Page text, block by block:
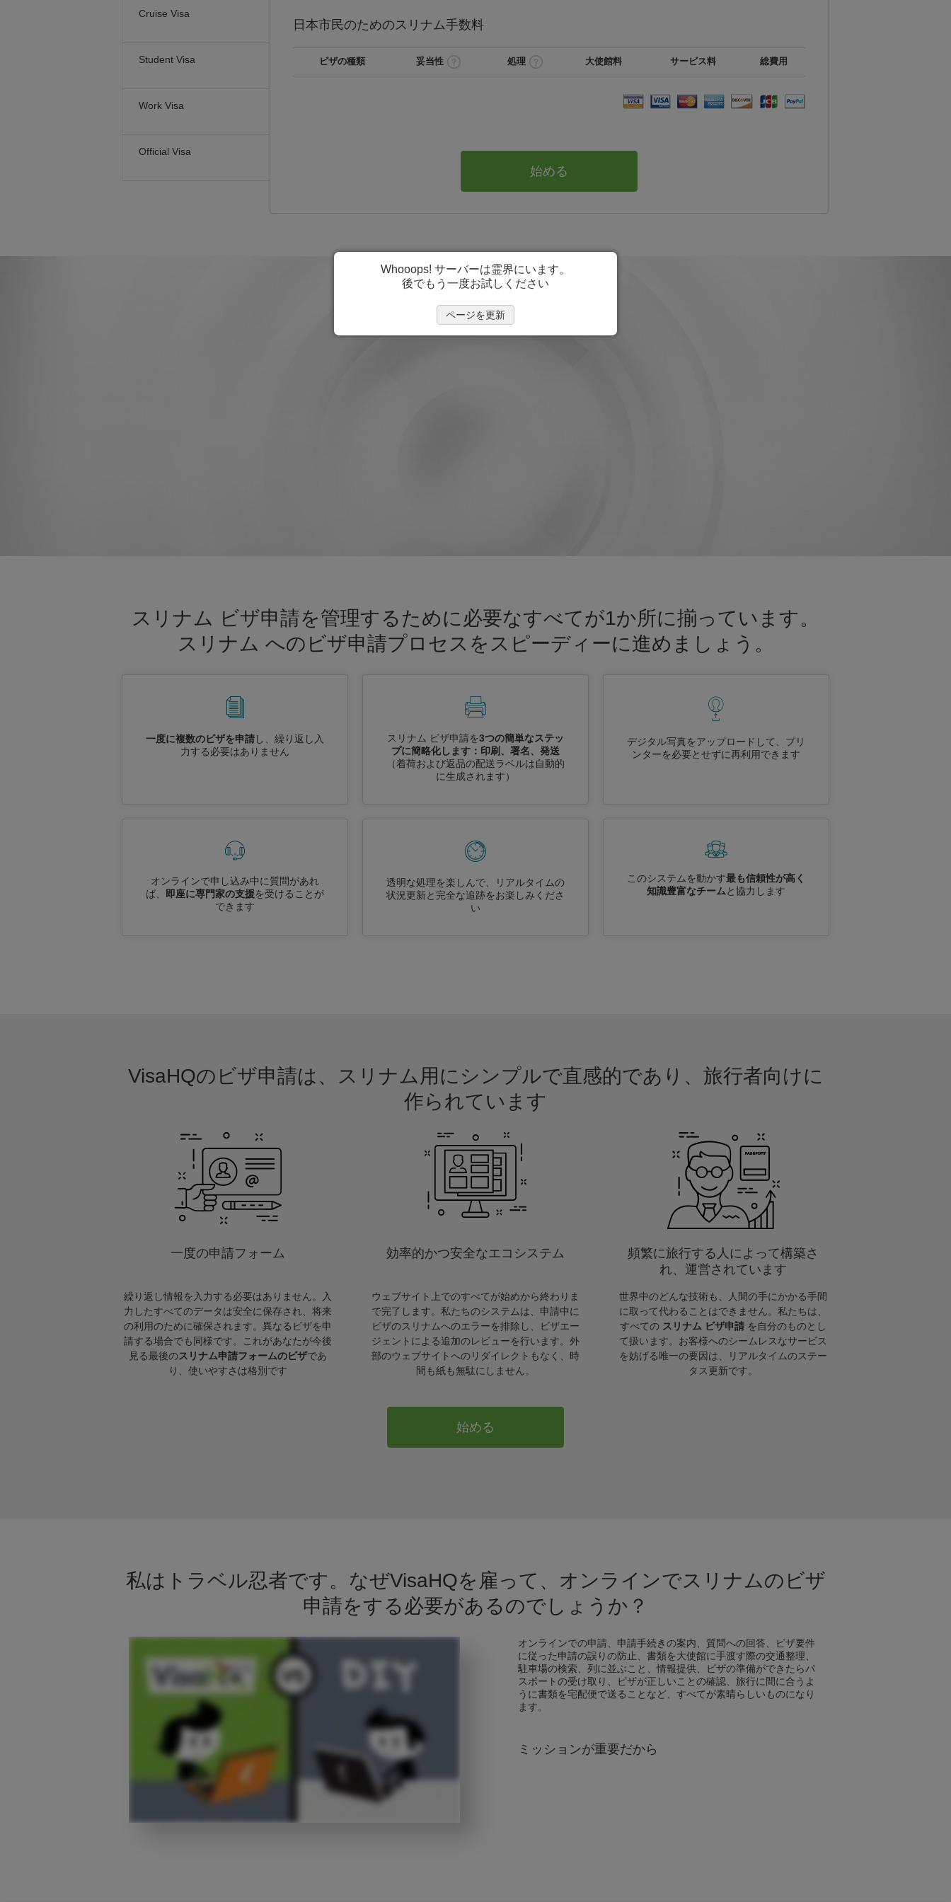
Cruise Visa
Student Visa
Work Visa
Official Visa
日本市民のためのスリナム手数料
ビザの種類 妥当性 処理 大使館料 サービス料 総費用
始める
スリナム ビザ申請を管理するために必要なすべてが1か所に揃っています。
スリナム へのビザ申請プロセスをスピーディーに進めましょう。
一度に複数のビザを申請し、繰り返し入
力する必要はありません
スリナム ビザ申請を3つの簡単なステッ
プに簡略化します：印刷、署名、発送
（着荷および返品の配送ラベルは自動的
に生成されます）
デジタル写真をアップロードして、プリ
ンターを必要とせずに再利用できます
オンラインで申し込み中に質問があれ
ば、
即座に専門家の支援を受けることが
できます
透明な処理を楽しんで、リアルタイムの
状況更新と完全な追跡をお楽しみくださ
い
このシステムを動かす最も信頼性が高く
知識豊富なチームと協力します
VisaHQのビザ申請は、スリナム用にシンプルで直感的であり、旅行者向けに
作られています
一度の申請フォーム
繰り返し情報を入力する必要はありません。入
力したすべてのデータは安全に保存され、将来
の利用のために確保されます。異なるビザを申
請する場合でも同様です。これがあなたが今後
見る最後のスリナム申請フォームのビザであ
り、使いやすさは格別です
効率的かつ安全なエコシステム
ウェブサイト上でのすべてが始めから終わりま
で完了します。私たちのシステムは、申請中に
ビザのスリナムへのエラーを排除し、ビザエー
ジェントによる追加のレビューを行います。外
部のウェブサイトへのリダイレクトもなく、時
間も紙も無駄にしません。
頻繁に旅行する人によって構築さ
れ、運営されています
世界中のどんな技術も、人間の手にかかる手間
に取って代わることはできません。私たちは、
すべての スリナム ビザ申請 を自分のものとし
て扱います。お客様へのシームレスなサービス
を妨げる唯一の要因は、リアルタイムのステー
タス更新です。
始める
私はトラベル忍者です。なぜVisaHQを雇って、オンラインでスリナムのビザ
申請をする必要があるのでしょうか？
オンラインでの申請、申請手続きの案内、質問への回答、ビザ要件
に従った申請の誤りの防止、書類を大使館に手渡す際の交通整理、
駐車場の検索、列に並ぶこと、情報提供、ビザの準備ができたらパ
スポートの受け取り、ビザが正しいことの確認、旅行に間に合うよ
うに書類を宅配便で送ることなど、すべてが素晴らしいものになり
ます。
ミッションが重要だから
Whooops! サーバーは霊界にいます。
後でもう一度お試しください
ページを更新